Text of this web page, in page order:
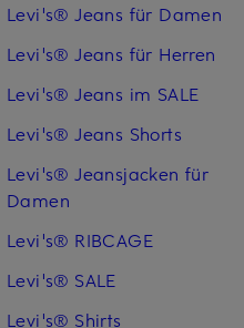
Levi's® Jeans für Damen
Levi's® Jeans für Herren
Levi's® Jeans im SALE
Levi's® Jeans Shorts
Levi's® Jeansjacken für
Damen
Levi's® RIBCAGE
Levi's® SALE
Levi's® Shirts